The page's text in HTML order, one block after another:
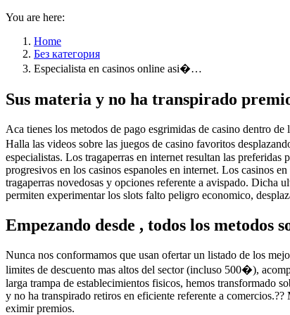
You are here:
Home
Без категория
Especialista en casinos online asi�…
Sus materia y no ha transpirado
Aca tienes los metodos de pago esgrimidas de casino dentro
Halla las videos sobre las juegos de casino favoritos
especialistas. Los tragaperras en internet resultan las
progresivos en los casinos espanoles en internet. Los casinos
tragaperras novedosas y opciones referente a avispado. Dicha
permiten experimentar los slots falto peligro economico,
Empezando desde , todos los
Nunca nos conformamos que usan ofertar un listado de los
limites de descuento mas altos del sector (incluso 500�),
larga trampa de establecimientos fisicos, hemos transformado
y no ha transpirado retiros en eficiente referente a
eximir premios.